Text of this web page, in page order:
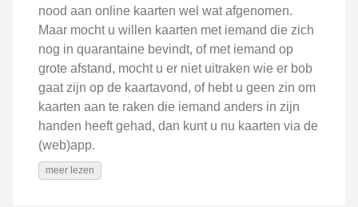
nood aan online kaarten wel wat afgenomen.
Maar mocht u willen kaarten met iemand die zich
nog in quarantaine bevindt, of met iemand op
grote afstand, mocht u er niet uitraken wie er bob
gaat zijn op de kaartavond, of hebt u geen zin om
kaarten aan te raken die iemand anders in zijn
handen heeft gehad, dan kunt u nu kaarten via de
(web)app.
meer lezen